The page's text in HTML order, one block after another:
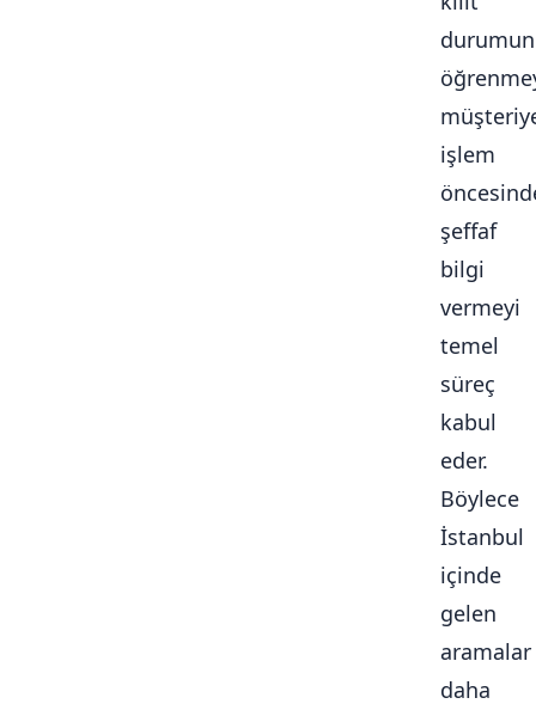
işlem
şeffaf
bilgi
vermeyi
temel
süreç
kabul
eder.
Böylece
İstanbul
içinde
gelen
aramalar
daha